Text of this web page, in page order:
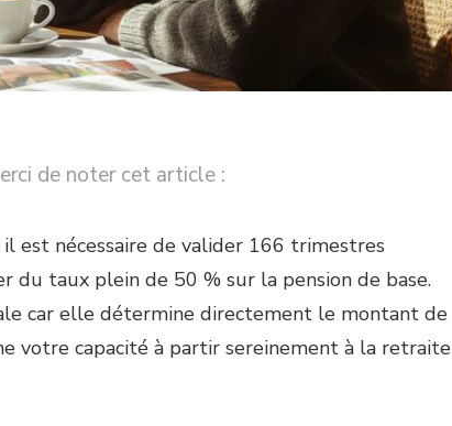
de noter cet article :
est nécessaire de valider 166 trimestres
du taux plein de 50 % sur la pension de base.
car elle détermine directement le montant de
votre capacité à partir sereinement à la retraite